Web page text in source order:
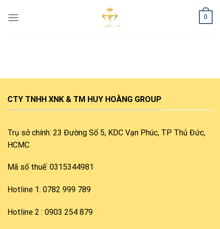
0
CTY TNHH XNK & TM HUY HOÀNG GROUP
Trụ sở chính: 23 Đường Số 5, KDC Vạn Phúc, TP Thủ Đức,
HCMC
Mã số thuế: 0315344981
Hotline 1: 0782 999 789
Hotline 2 : 0903 254 879